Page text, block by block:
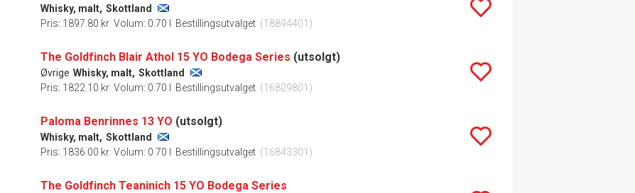
Whisky, malt, Skottland
Pris: 1897.80 kr Volum: 0.70 l Bestillingsutvalget (18894401)
The Goldfinch Blair Athol 15 YO Bodega Series (utsolgt)
Øvrige Whisky, malt, Skottland
Pris: 1822.10 kr Volum: 0.70 l Bestillingsutvalget (16829801)
Paloma Benrinnes 13 YO (utsolgt)
Whisky, malt, Skottland
Pris: 1836.00 kr Volum: 0.70 l Bestillingsutvalget (16843301)
The Goldfinch Teaninich 15 YO Bodega Series